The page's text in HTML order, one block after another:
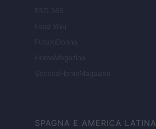
ESG 365
Food Wiki
FuturoDonna
HomeMagazine
SecondHomeMagazine
SPAGNA E AMERICA LATINA